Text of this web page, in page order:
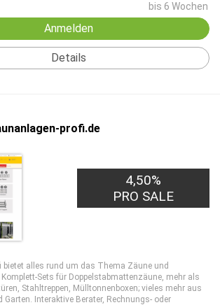
bis 6 Wochen
Anmelden
Details
profi.de
4,50%
PRO SALE
bietet alles rund um das Thema Zäune und
Komplett-Sets für Doppelstabmattenzäune, mehr als
Stahltreppen, Mülltonnenboxen; vieles mehr aus
Garten. Interaktive Berater, Rechnungs- oder